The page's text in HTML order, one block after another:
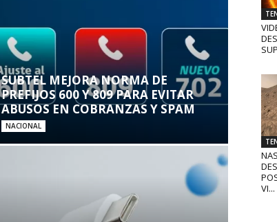
SUBTEL MEJORA NORMA DE
PREFIJOS 600 Y 809 PARA EVITAR
ABUSOS EN COBRANZAS Y SPAM
NACIONAL
VI...